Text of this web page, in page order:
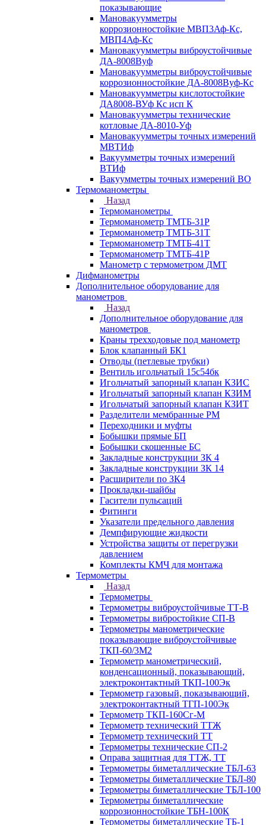
показывающие
Мановакуумметры
коррозионностойкие МВП3Аф-Кс,
МВП4Аф-Кс
Мановакуумметры виброустойчивые
ДА-8008Вуф
Мановакуумметры виброустойчивые
коррозионностойкие ДА-8008Вуф-Кс
Мановакуумметры кислотостойкие
ДА8008-ВУф Кс исп К
Мановакуумметры технические
котловые ДА-8010-Уф
Мановакуумметры точных измерений
МВТИф
Вакуумметры точных измерений
ВТИф
Вакуумметры точных измерений ВО
Термоманометры
Назад
Термоманометры
Термоманометр ТМТБ-31Р
Термоманометр ТМТБ-31Т
Термоманометр ТМТБ-41Т
Термоманометр ТМТБ-41Р
Манометр с термометром ДМТ
Дифманометры
Дополнительное оборудование для
манометров
Назад
Дополнительное оборудование для
манометров
Краны трехходовые под манометр
Блок клапанный БК1
Отводы (петлевые трубки)
Вентиль игольчатый 15с54бк
Игольчатый запорный клапан КЗИС
Игольчатый запорный клапан КЗИМ
Игольчатый запорный клапан КЗИТ
Разделители мембранные РМ
Переходники и муфты
Бобышки прямые БП
Бобышки скошенные БС
Закладные конструкции ЗК 4
Закладные конструкции ЗК 14
Расширители по ЗК4
Прокладки-шайбы
Гасители пульсаций
Фитинги
Указатели предельного давления
Демпфирующие жидкости
Устройства защиты от перегрузки
давлением
Комплекты КМЧ для монтажа
Термометры
Назад
Термометры
Термометры виброустойчивые ТТ-В
Термометры вибростойкие СП-В
Термометры манометрические
показывающие виброустойчивые
ТКП-60/3М2
Термометр манометрический,
конденсационный, показывающий,
электроконтактный ТКП-100Эк
Термометр газовый, показывающий,
электроконтактный ТГП-100Эк
Термометр ТКП-160Сг-М
Термометр технический ТТЖ
Термометр технический ТТ
Термометры технические СП-2
Оправа защитная для ТТЖ, ТТ
Термометры биметаллические ТБЛ-63
Термометры биметаллические ТБЛ-80
Термометры биметаллические ТБЛ-100
Термометры биметаллические
коррозионностойкие ТБН-100К
Термометры биметаллические ТБ-1